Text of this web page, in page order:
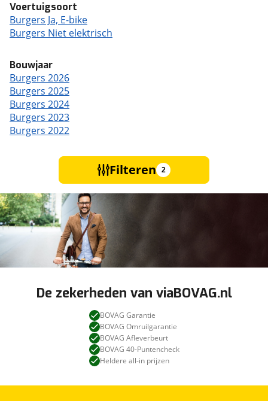
Voertuigsoort
Burgers Ja, E-bike
Burgers Niet elektrisch
Bouwjaar
Burgers 2026
Burgers 2025
Burgers 2024
Burgers 2023
Burgers 2022
Filteren 2
De zekerheden van viaBOVAG.nl
BOVAG Garantie
BOVAG Omruilgarantie
BOVAG Afleverbeurt
BOVAG 40-Puntencheck
Heldere all-in prijzen